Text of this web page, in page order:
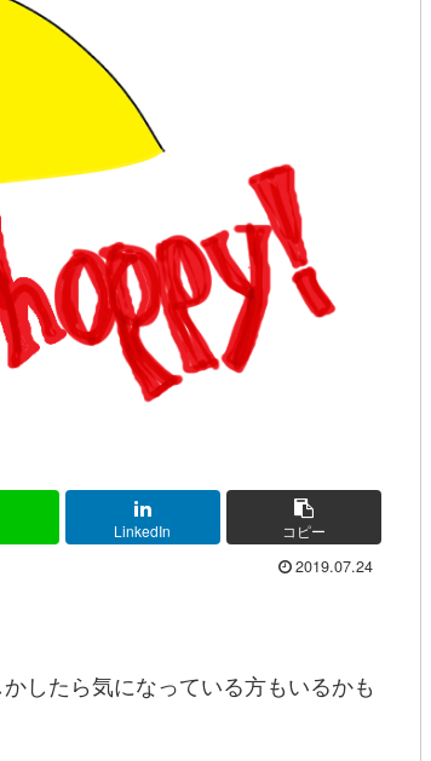
LinkedIn コピー
2019.07.24
したら気になっている方もいるかも